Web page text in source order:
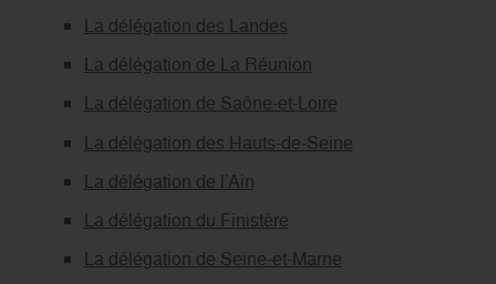
La délégation des Landes
La délégation de La Réunion
La délégation de Saône-et-Loire
La délégation des Hauts-de-Seine
La délégation de l’Ain
La délégation du Finistère
La délégation de Seine-et-Marne